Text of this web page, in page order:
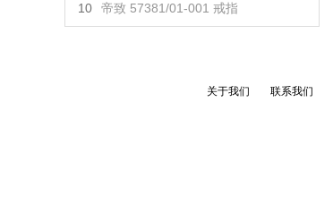
10 帝致 57381/01-001 戒指
关于我们 联系我们